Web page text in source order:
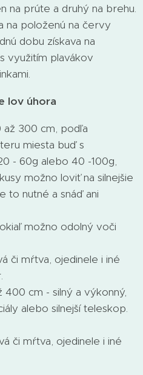
na prúte a druhý na brehu.
na položenú na červy
dobu získava na
využitím plavákov
lov úhora
až 300 cm, podľa
miesta buď s
- 60g alebo 40 -100g,
možno loviť na silnejšie
to nutné a snáď ani
možno odolný voči
či mŕtva, ojedinele i iné
400 cm - silný a výkonný,
alebo silnejší teleskop.
či mŕtva, ojedinele i iné